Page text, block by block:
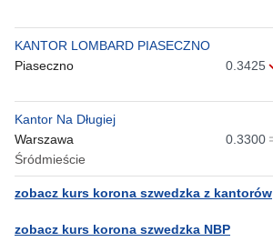
KANTOR LOMBARD PIASECZNO
Piaseczno
0.3425
Kantor Na Długiej
Warszawa
Śródmieście
0.3300
zobacz kurs korona szwedzka z kantorów
zobacz kurs korona szwedzka NBP